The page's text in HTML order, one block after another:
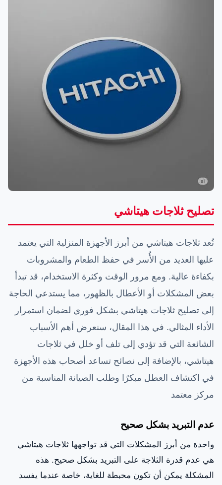
تصليح ثلاجات هيتاشي
تُعد ثلاجات هيتاشي من أبرز الأجهزة المنزلية التي يعتمد
عليها العديد من الأُسر في حفظ الطعام والمشروبات
بكفاءة عالية. ومع مرور الوقت وكثرة الاستخدام، قد تبدأ
بعض المشكلات أو الأعطال بالظهور، مما يستدعي الحاجة
إلى تصليح ثلاجات هيتاشي بشكل فوري لضمان استمرار
الأداء المثالي. في هذا المقال، سنعرض أهم الأسباب
الشائعة التي قد تؤدي إلى تلف أو خلل في ثلاجات
هيتاشي، بالإضافة إلى نصائح تساعد أصحاب هذه الأجهزة
في اكتشاف العطل مبكرًا وطلب الصيانة المناسبة من
مركز معتمد
عدم التبريد بشكل صحيح
واحدة من أبرز المشكلات التي قد تواجهها ثلاجات هيتاشي
هي عدم قدرة الثلاجة على التبريد بشكل صحيح. هذه
المشكلة يمكن أن تكون محبطة للغاية، خاصة عندما يفسد